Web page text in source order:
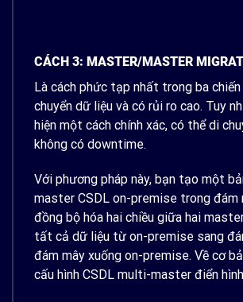
CÁCH 3: MASTER/MASTER
Là cách phức tạp nhất trong ba
chuyển dữ liệu và có rủi ro cao. Tuy
hiện một cách chính xác, có thể di
không có downtime.
Với phương pháp này, bạn tạo một
master CSDL on-premise trong đám
đồng bộ hóa hai chiều giữa hai
tất cả dữ liệu từ on-premise sang
đám mây xuống on-premise. Về cơ
cấu hình CSDL multi-master điển